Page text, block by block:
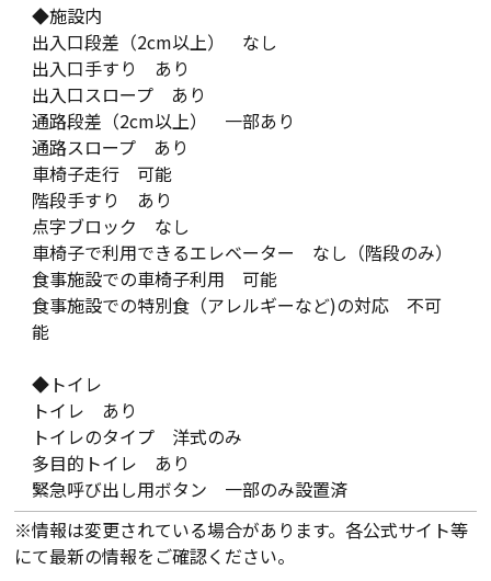
◆施設内
出入口段差（2cm以上） なし
出入口手すり あり
出入口スロープ あり
通路段差（2cm以上） 一部あり
通路スロープ あり
車椅子走行 可能
階段手すり あり
点字ブロック なし
車椅子で利用できるエレベーター なし（階段のみ）
食事施設での車椅子利用 可能
食事施設での特別食（アレルギーなど)の対応 不可
能
◆トイレ
トイレ あり
トイレのタイプ 洋式のみ
多目的トイレ あり
緊急呼び出し用ボタン 一部のみ設置済
※情報は変更されている場合があります。各公式サイト等
にて最新の情報をご確認ください。